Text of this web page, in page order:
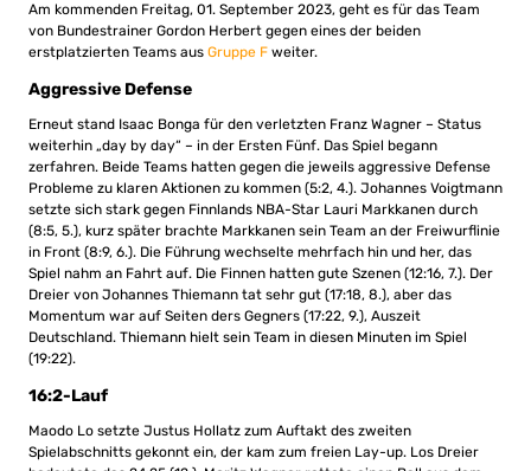
Am kommenden Freitag, 01. September 2023, geht es für das Team
von Bundestrainer Gordon Herbert gegen eines der beiden
erstplatzierten Teams aus Gruppe F weiter.
Aggressive Defense
Erneut stand Isaac Bonga für den verletzten Franz Wagner – Status
weiterhin „day by day“ – in der Ersten Fünf. Das Spiel begann
zerfahren. Beide Teams hatten gegen die jeweils aggressive Defense
Probleme zu klaren Aktionen zu kommen (5:2, 4.). Johannes Voigtmann
setzte sich stark gegen Finnlands NBA-Star Lauri Markkanen durch
(8:5, 5.), kurz später brachte Markkanen sein Team an der Freiwurflinie
in Front (8:9, 6.). Die Führung wechselte mehrfach hin und her, das
Spiel nahm an Fahrt auf. Die Finnen hatten gute Szenen (12:16, 7.). Der
Dreier von Johannes Thiemann tat sehr gut (17:18, 8.), aber das
Momentum war auf Seiten ders Gegners (17:22, 9.), Auszeit
Deutschland. Thiemann hielt sein Team in diesen Minuten im Spiel
(19:22).
16:2-Lauf
Maodo Lo setzte Justus Hollatz zum Auftakt des zweiten
Spielabschnitts gekonnt ein, der kam zum freien Lay-up. Los Dreier